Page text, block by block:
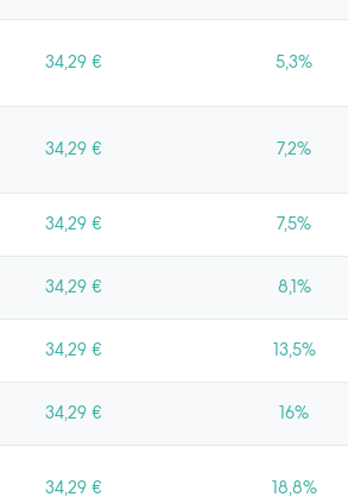
34,29 € 5,3%
34,29 € 7,2%
34,29 € 7,5%
34,29 € 8,1%
34,29 € 13,5%
34,29 € 16%
34,29 € 18,8%